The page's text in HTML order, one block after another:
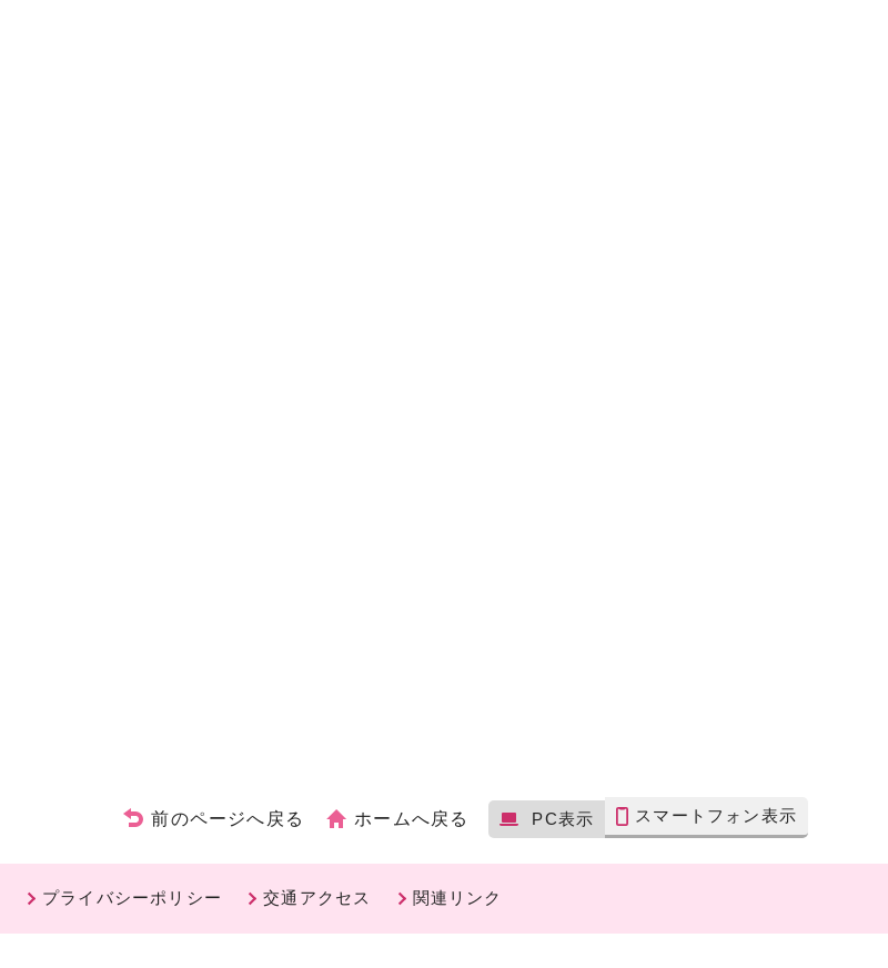
前のページへ戻る ホームへ戻る PC表示 スマートフォン表示
プライバシーポリシー 交通アクセス 関連リンク